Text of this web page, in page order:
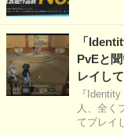
「
PvEと
レイし
『
人、全く
てプレイ